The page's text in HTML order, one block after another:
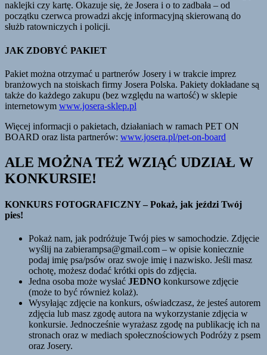
naklejki czy kartę. Okazuje się, że Josera i o to zadbała – od
początku czerwca prowadzi akcję informacyjną skierowaną do
służb ratowniczych i policji.
JAK ZDOBYĆ PAKIET
Pakiet można otrzymać u partnerów Josery i w trakcie imprez
branżowych na stoiskach firmy Josera Polska. Pakiety dokładane są
także do każdego zakupu (bez względu na wartość) w sklepie
internetowym www.josera-sklep.pl
Więcej informacji o pakietach, działaniach w ramach PET ON
BOARD oraz lista partnerów: www.josera.pl/pet-on-board
ALE MOŻNA TEŻ WZIĄĆ UDZIAŁ W
KONKURSIE!
KONKURS FOTOGRAFICZNY – Pokaż, jak jeździ Twój
pies!
Pokaż nam, jak podróżuje Twój pies w samochodzie. Zdjęcie
wyślij na zabierampsa@gmail.com – w opisie koniecznie
podaj imię psa/psów oraz swoje imię i nazwisko. Jeśli masz
ochotę, możesz dodać krótki opis do zdjęcia.
Jedna osoba może wysłać JEDNO konkursowe zdjęcie
(może to być również kolaż).
Wysyłając zdjęcie na konkurs, oświadczasz, że jesteś autorem
zdjęcia lub masz zgodę autora na wykorzystanie zdjęcia w
konkursie. Jednocześnie wyrażasz zgodę na publikację ich na
stronach oraz w mediach społecznościowych Podróży z psem
oraz Josery.